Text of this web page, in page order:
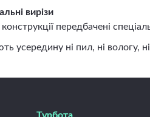
вирізи
передбачені
ні пил, ні вологу, ні